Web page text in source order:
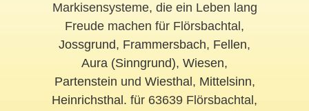
Markisensysteme, die ein Leben lang
Freude machen für Flörsbachtal,
Jossgrund, Frammersbach, Fellen,
Aura (Sinngrund), Wiesen,
Partenstein und Wiesthal , Mittelsinn,
Heinrichsthal . für 63639 Flörsbachtal,